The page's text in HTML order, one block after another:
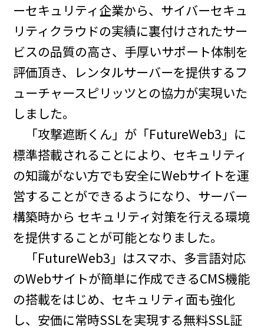
ーセキュリティ企業から、サイバーセキュ
リティクラウドの実績に裏付けされたサー
ビスの品質の高さ、手厚いサポート体制を
評価頂き、レンタルサーバーを提供するフ
ューチャースピリッツとの協力が実現いた
しました。
「攻撃遮断くん」が「FutureWeb3」に
標準搭載されることにより、セキュリティ
の知識がない方でも安全にWebサイトを運
営することができるようになり、サーバー
構築時から セキュリティ対策を行える環境
を提供することが可能となりました。
「FutureWeb3」はスマホ、多言語対応
のWebサイトが簡単に作成できるCMS機能
の搭載をはじめ、セキュリティ面も強化
し、安価に常時SSLを実現する無料SSL証